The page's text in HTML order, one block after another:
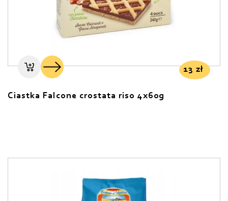
13 zł
Ciastka Falcone crostata riso 4x60g